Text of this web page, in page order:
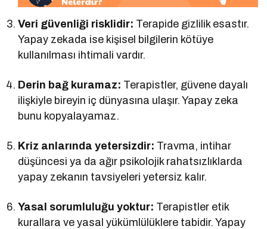
Veri güvenliği risklidir: Terapide gizlilik esastır.
Yapay zekada ise kişisel bilgilerin kötüye
kullanılması ihtimali vardır.
Derin bağ kuramaz: Terapistler, güvene dayalı
ilişkiyle bireyin iç dünyasına ulaşır. Yapay zeka
bunu kopyalayamaz.
Kriz anlarında yetersizdir: Travma, intihar
düşüncesi ya da ağır psikolojik rahatsızlıklarda
yapay zekanın tavsiyeleri yetersiz kalır.
Yasal sorumluluğu yoktur: Terapistler etik
kurallara ve yasal yükümlülüklere tabidir. Yapay